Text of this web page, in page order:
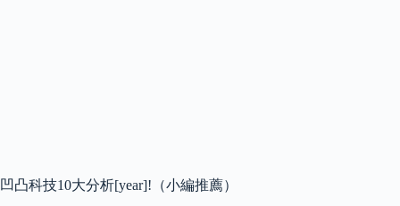
凹凸科技10大分析[year]!（小編推薦）